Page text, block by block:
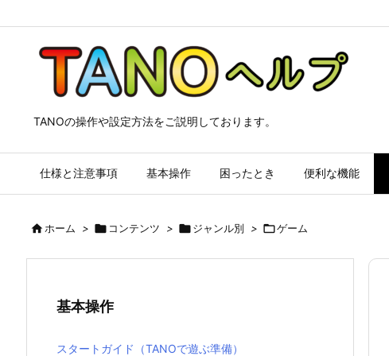
TANOの操作や設定方法をご説明しております。
仕様と注意事項 基本操作 困ったとき 便利な機能
ホーム >  コンテンツ > ジャンル別 > ゲーム
基本操作
スタートガイド（TANOで遊ぶ準備）